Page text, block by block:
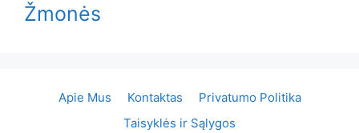
Žmonės
Apie Mus Kontaktas
Privatumo Politika
Taisyklės ir Sąlygos